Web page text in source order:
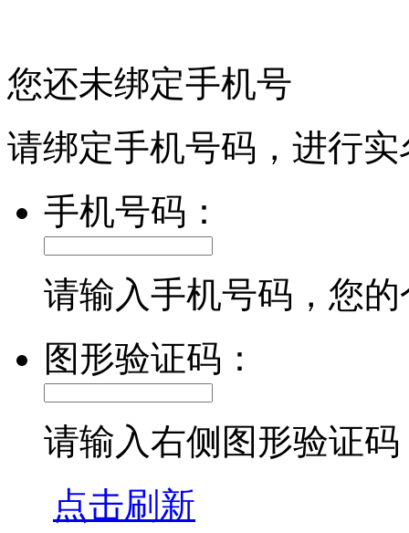
您还未绑定手机号
请绑定手机号码，进行
手机号码：
请输入手机号码，您
图形验证码：
请输入右侧图形验证码
点击刷新